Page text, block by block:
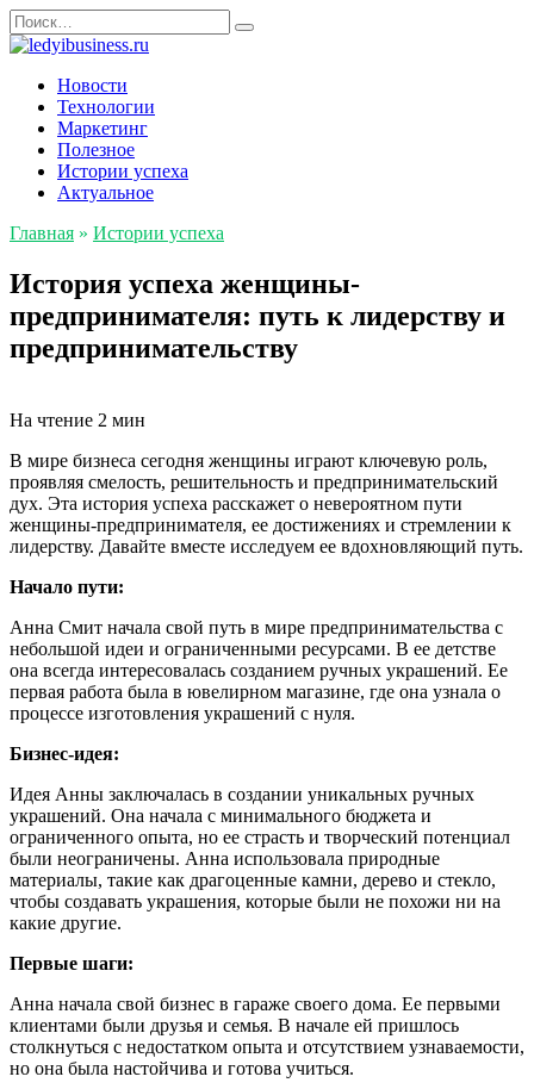
Перейти
к
содержанию
Search
for:
Новости
Технологии
Маркетинг
Полезное
Истории успеха
Актуальное
Главная » Истории успеха
История успеха женщины-
предпринимателя: путь к лидерству и
предпринимательству
На чтение 2 мин
В мире бизнеса сегодня женщины играют ключевую роль,
проявляя смелость, решительность и предпринимательский
дух. Эта история успеха расскажет о невероятном пути
женщины-предпринимателя, ее достижениях и стремлении к
лидерству. Давайте вместе исследуем ее вдохновляющий путь.
Начало пути:
Анна Смит начала свой путь в мире предпринимательства с
небольшой идеи и ограниченными ресурсами. В ее детстве
она всегда интересовалась созданием ручных украшений. Ее
первая работа была в ювелирном магазине, где она узнала о
процессе изготовления украшений с нуля.
Бизнес-идея:
Идея Анны заключалась в создании уникальных ручных
украшений. Она начала с минимального бюджета и
ограниченного опыта, но ее страсть и творческий потенциал
были неограничены. Анна использовала природные
материалы, такие как драгоценные камни, дерево и стекло,
чтобы создавать украшения, которые были не похожи ни на
какие другие.
Первые шаги:
Анна начала свой бизнес в гараже своего дома. Ее первыми
клиентами были друзья и семья. В начале ей пришлось
столкнуться с недостатком опыта и отсутствием узнаваемости,
но она была настойчива и готова учиться.